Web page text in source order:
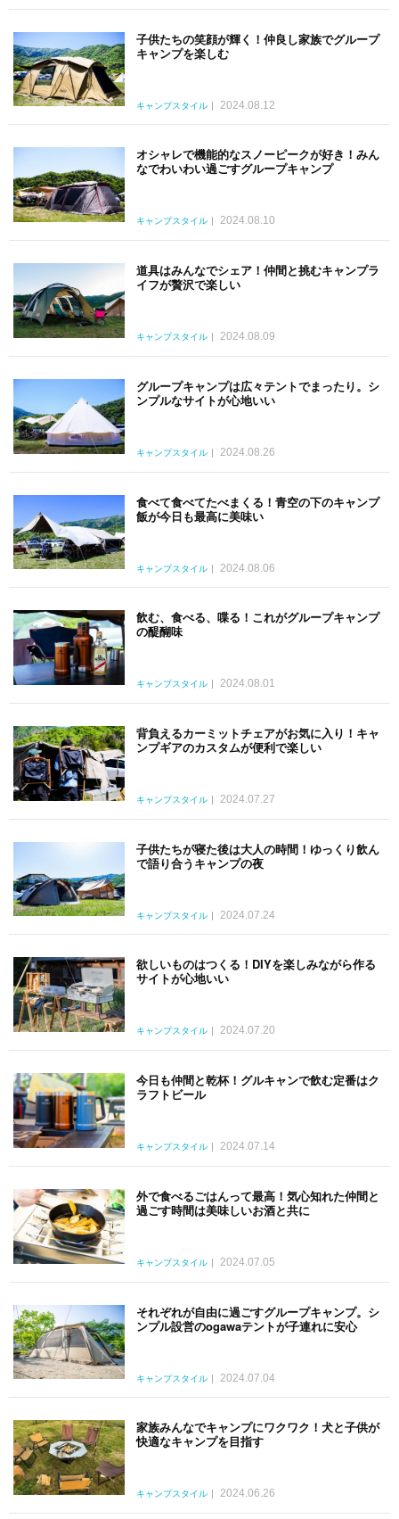
子供たちの笑顔が輝く！仲良し家族でグループ
キャンプを楽しむ
キャンプスタイル 2024.08.12
オシャレで機能的なスノーピークが好き！みん
なでわいわい過ごすグループキャンプ
キャンプスタイル 2024.08.10
道具はみんなでシェア！仲間と挑むキャンプラ
イフが贅沢で楽しい
キャンプスタイル 2024.08.09
グループキャンプは広々テントでまったり。シ
ンプルなサイトが心地いい
キャンプスタイル 2024.08.26
食べて食べてたべまくる！青空の下のキャンプ
飯が今日も最高に美味い
キャンプスタイル 2024.08.06
飲む、食べる、喋る！これがグループキャンプ
の醍醐味
キャンプスタイル 2024.08.01
背負えるカーミットチェアがお気に入り！キャ
ンプギアのカスタムが便利で楽しい
キャンプスタイル 2024.07.27
子供たちが寝た後は大人の時間！ゆっくり飲ん
で語り合うキャンプの夜
キャンプスタイル 2024.07.24
欲しいものはつくる！DIYを楽しみながら作る
サイトが心地いい
キャンプスタイル 2024.07.20
今日も仲間と乾杯！グルキャンで飲む定番はク
ラフトビール
キャンプスタイル 2024.07.14
外で食べるごはんって最高！気心知れた仲間と
過ごす時間は美味しいお酒と共に
キャンプスタイル 2024.07.05
それぞれが自由に過ごすグループキャンプ。シ
ンプル設営のogawaテントが子連れに安心
キャンプスタイル 2024.07.04
家族みんなでキャンプにワクワク！犬と子供が
快適なキャンプを目指す
キャンプスタイル 2024.06.26